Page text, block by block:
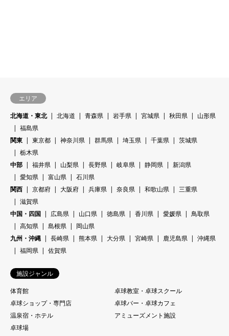
エリア
北海道・東北
北海道 青森県 岩手県 宮城県 秋田県
山形県
福島県
関東
東京都 神奈川県 群馬県 埼玉県 千葉県
茨城県
栃木県
中部
福井県 山梨県 長野県 岐阜県 静岡県
新潟県
愛知県
富山県
石川県
関西
京都府 大阪府 兵庫県 奈良県 和歌山県
三重県
滋賀県
中国・四国
広島県 山口県 徳島県 香川県 愛媛県
鳥取県
高知県
島根県
岡山県
九州・沖縄
長崎県 熊本県 大分県 宮崎県 鹿児島県
沖縄県
福岡県
佐賀県
施設ジャンル
体育館
卓球教室・卓球スクール
卓球ショップ・専門店
卓球バー・卓球カフェ
温泉宿・ホテル
アミューズメント施設
卓球場